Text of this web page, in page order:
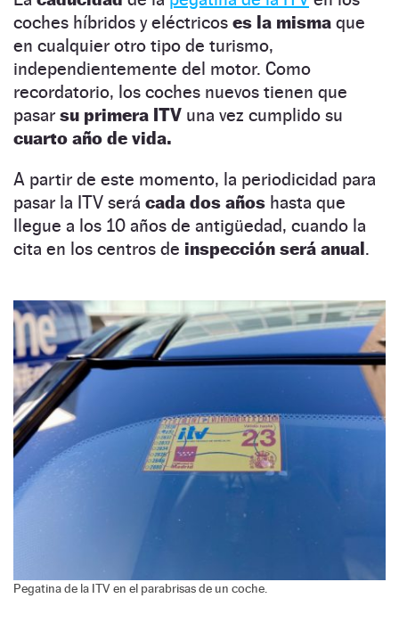
coches híbridos y eléctricos es la misma que
en cualquier otro tipo de turismo,
independientemente del motor. Como
recordatorio, los coches nuevos tienen que
pasar su primera ITV una vez cumplido su
cuarto año de vida.
A partir de este momento, la periodicidad para
pasar la ITV será cada dos años hasta que
llegue a los 10 años de antigüedad, cuando la
cita en los centros de inspección será anual.
Pegatina de la ITV en el parabrisas de un coche.